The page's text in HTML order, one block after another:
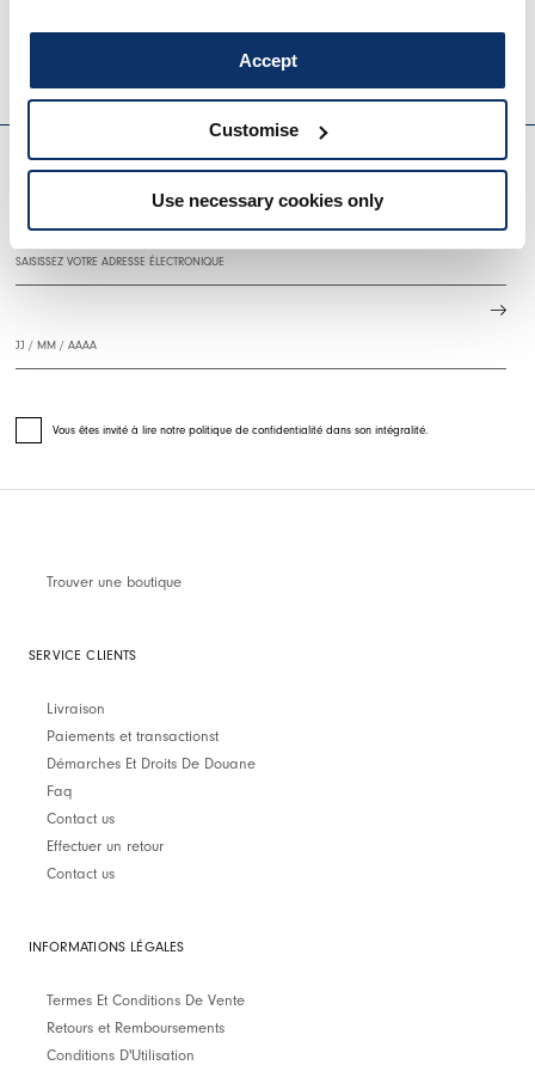
Accept
Customise
Use necessary cookies only
HIGH
EVERYDAY COUTURE
S'INSCRIRE À NOTRE BULLETIN D'INFORMATION
Vous êtes invité à lire notre politique de confidentialité dans son intégralité.
Trouver une boutique
SERVICE CLIENTS
Livraison
Paiements et transactionst
Démarches Et Droits De Douane
Faq
Contact us
Effectuer un retour
Contact us
INFORMATIONS LÉGALES
Termes Et Conditions De Vente
Retours et Remboursements
Conditions D'Utilisation